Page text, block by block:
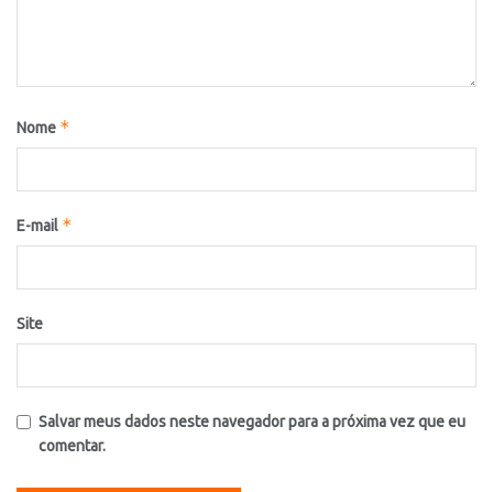
Nome *
E-mail *
Site
Salvar meus dados neste navegador para a próxima vez que eu
comentar.